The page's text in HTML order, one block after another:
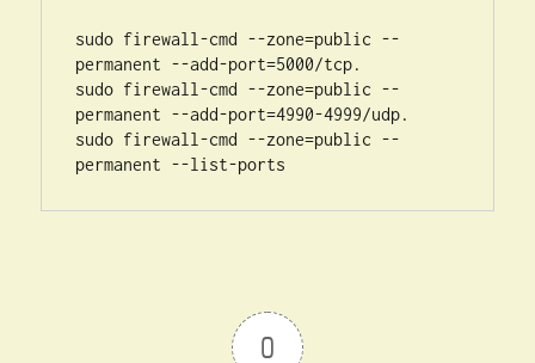
sudo firewall-cmd --zone=public --
permanent --add-port=5000/tcp.
sudo firewall-cmd --zone=public --
permanent --add-port=4990-4999/udp.
sudo firewall-cmd --zone=public --
permanent --list-ports
0